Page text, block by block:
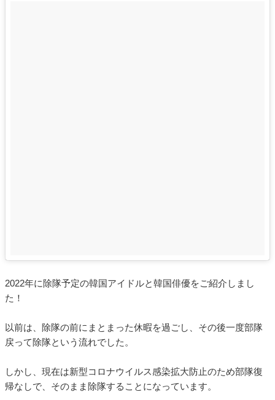
2022年に除隊予定の韓国アイドルと韓国俳優をご紹介しまし
た！
以前は、除隊の前にまとまった休暇を過ごし、その後一度部隊
戻って除隊という流れでした。
しかし、現在は新型コロナウイルス感染拡大防止のため部隊復
帰なしで、そのまま除隊することになっています。